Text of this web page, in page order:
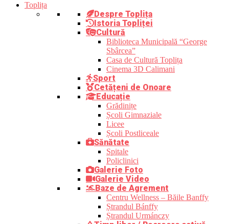
Toplița
Despre Toplița
Istoria Topliței
Cultură
Biblioteca Municipală “George
Sbârcea”
Casa de Cultură Toplița
Cinema 3D Calimani
Sport
Cetățeni de Onoare
Educație
Grădinițe
Școli Gimnaziale
Licee
Școli Postliceale
Sănătate
Spitale
Policlinici
Galerie Foto
Galerie Video
Baze de Agrement
Centru Wellness – Băile Banffy
Ștrandul Bánffy
Ștrandul Urmánczy